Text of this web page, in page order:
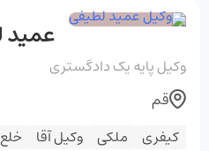
عمید
وکیل پایه یک دادگستری
کیفری ملکی وکیل آقا
قم